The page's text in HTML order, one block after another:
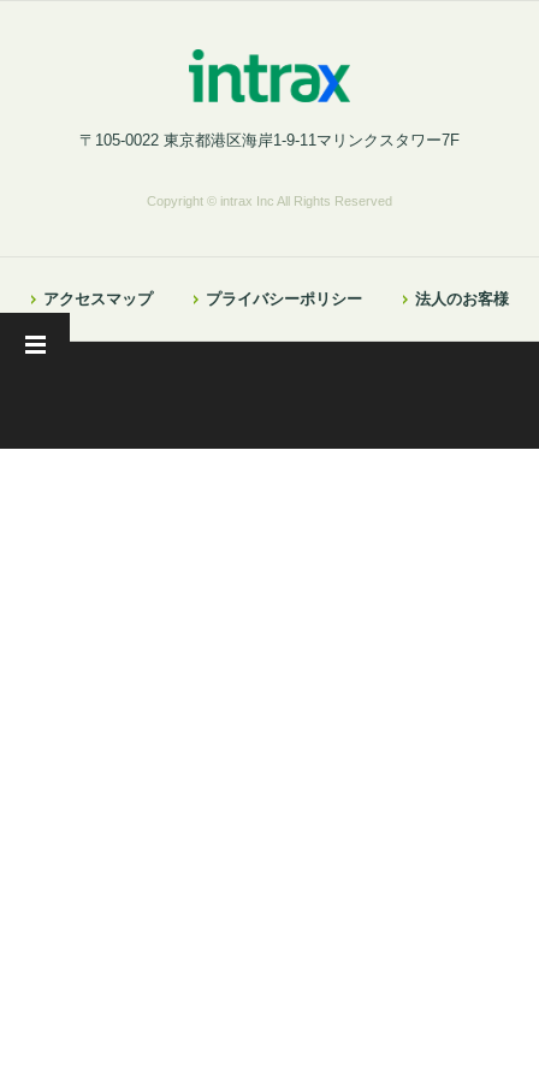
〒105-0022 東京都港区海岸1-9-11マリンクスタワー7F
Copyright © intrax Inc All Rights Reserved
アクセスマップ プライバシーポリシー 法人のお客様